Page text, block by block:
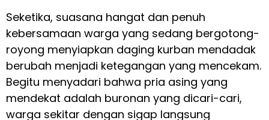
Seketika, suasana hangat dan penuh
kebersamaan warga yang sedang bergotong-
royong menyiapkan daging kurban mendadak
berubah menjadi ketegangan yang mencekam.
Begitu menyadari bahwa pria asing yang
mendekat adalah buronan yang dicari-cari,
warga sekitar dengan sigap langsung